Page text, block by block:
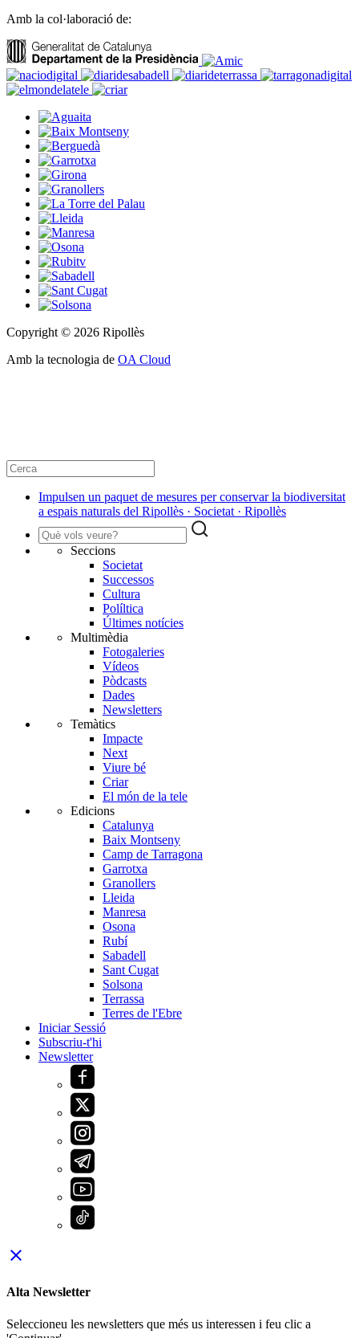
Amb la col·laboració de:
Copyright © 2026 Ripollès
Amb la tecnologia de OA Cloud
Impulsen un paquet de mesures per conservar la biodiversitat
a espais naturals del Ripollès · Societat · Ripollès
Seccions
Societat
Successos
Cultura
Políltica
Últimes notícies
Multimèdia
Fotogaleries
Vídeos
Pòdcasts
Dades
Newsletters
Temàtics
Impacte
Next
Viure bé
Criar
El món de la tele
Edicions
Catalunya
Baix Montseny
Camp de Tarragona
Garrotxa
Granollers
Lleida
Manresa
Osona
Rubí
Sabadell
Sant Cugat
Solsona
Terrassa
Terres de l'Ebre
Iniciar Sessió
Subscriu-t'hi
Newsletter
close
Alta Newsletter
Seleccioneu les newsletters que més us interessen i feu clic a